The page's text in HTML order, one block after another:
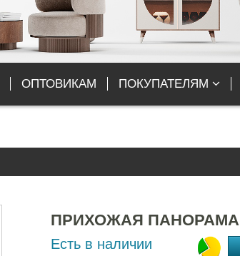
ОПТОВИКАМ ПОКУПАТЕЛЯМ
ПРИХОЖАЯ ПАНОРАМА
Есть в наличии